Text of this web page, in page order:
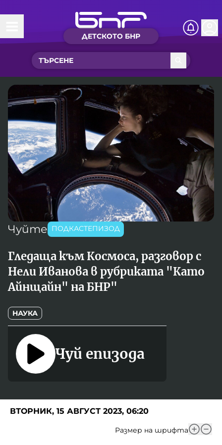
ДЕТСКОТО БНР
Начало
Какво ново?
Рубрики с вълшебства
Детско радио
Чуйте
Новините на детски език
Приказки
Песнички
Искри
Интересен архив
Нашите гости
Фантазирай
Приказки
История на изкуството
От соул до рокендрол
Междучасие
Яйцето на света
Златната ябълка
Игри
Кои сме ние?
За вас, родители
БНР
БНР Новини
Архивен фонд на БНР
Чуйте ПОДКАСТЕПИЗОД
Гледаща към Космоса, разговор с
Нели Иванова в рубриката "Като
Айнщайн" на БНР"
НАУКА
Чуй епизода
ВТОРНИК, 15 АВГУСТ 2023, 06:20
Размер на шрифта